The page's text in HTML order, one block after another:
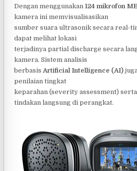
Dengan menggunakan124 mikrofon
kamera ini memvisualisasikan
sumber suara ultrasonik secara real-
dapat melihat lokasi
terjadinya partial discharge secara
kamera. Sistem analisis
berbasis Artificial Intelligence (AI)
penilaian tingkat
keparahan (severity assessment)
tindakan langsung di perangkat.